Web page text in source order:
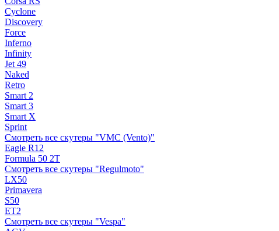
Cyclone
Discovery
Force
Inferno
Infinity
Jet 49
Naked
Retro
Smart 2
Smart 3
Smart X
Sprint
Смотреть все скутеры "VMC (Vento)"
Eagle R12
Formula 50 2Т
Смотреть все скутеры "Regulmoto"
LX50
Primavera
S50
ET2
Смотреть все скутеры "Vespa"